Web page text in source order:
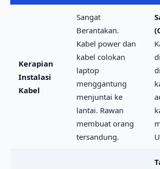
Kerapian
Instalasi
Kabel
Sangat
Berantakan.
Kabel power dan
kabel colokan
laptop
menggantung
menjuntai ke
lantai. Rawan
membuat orang
tersandung.